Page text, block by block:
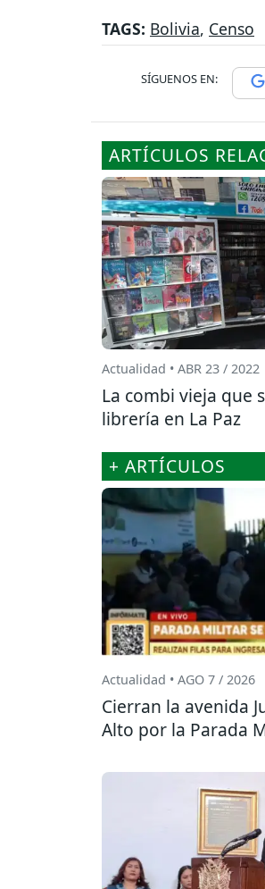
TAGS: Bolivia, Censo
SÍGUENOS EN:
ARTÍCULOS
Actualidad • ABR 23 / 2022
La combi vieja que
librería en La Paz
+ ARTÍCULOS
Actualidad • AGO 7 / 2026
Cierran la avenida
Alto por la Parada